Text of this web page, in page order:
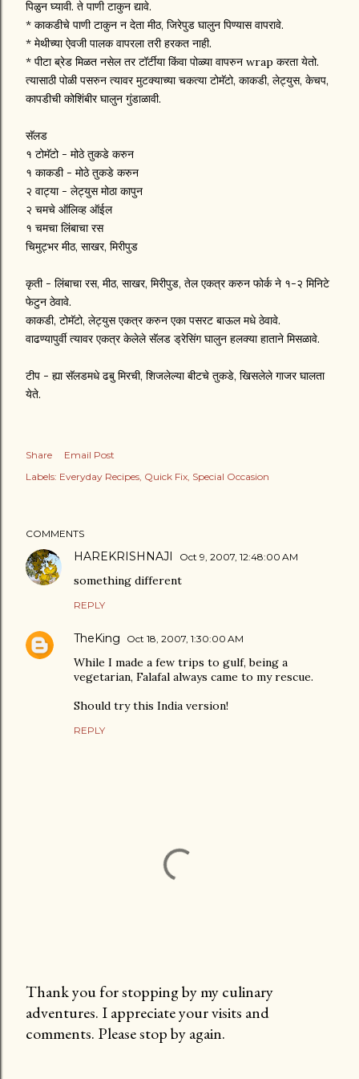
पिळुन घ्यावी. ते पाणी टाकुन द्यावे.
* काकडीचे पाणी टाकुन न देता मीठ, जिरेपुड घालुन पिण्यास वापरावे.
* मेथीच्या ऐवजी पालक वापरला तरी हरकत नाही.
* पीटा ब्रेड मिळत नसेल तर टॉर्टीया किंवा पोळ्या वापरुन wrap करता येतो.
त्यासाठी पोळी पसरुन त्यावर मुटक्याच्या चकत्या टोमॅटो, काकडी, लेट्युस, केचप,
कापडीची कोशिंबीर घालुन गुंडाळावी.
सॅलड
१ टोमॅटो - मोठे तुकडे करुन
१ काकडी - मोठे तुकडे करुन
२ वाट्या - लेट्युस मोठा कापुन
२ चमचे ऑलिव्ह ऑईल
१ चमचा लिंबाचा रस
चिमुट्भर मीठ, साखर, मिरीपुड
कृती - लिंबाचा रस, मीठ, साखर, मिरीपुड, तेल एकत्र करुन फोर्क ने १-२ मिनिटे
फेटुन ठेवावे.
काकडी, टोमॅटो, लेट्युस एकत्र करुन एका पसरट बाऊल मधे ठेवावे.
वाढण्यापुर्वी त्यावर एकत्र केलेले सॅलड ड्रेसिंग घालुन हलक्या हाताने मिसळावे.
टीप - ह्या सॅलडमधे ढबु मिरची, शिजलेल्या बीटचे तुकडे, खिसलेले गाजर घालता
येते.
Share
Email Post
Labels: Everyday Recipes Quick Fix Special Occasion
COMMENTS
HAREKRISHNAJI Oct 9, 2007, 12:48:00 AM
something different
REPLY
TheKing Oct 18, 2007, 1:30:00 AM
While I made a few trips to gulf, being a
vegetarian, Falafal always came to my rescue.
Should try this India version!
REPLY
P
o
Thank you for stopping by my culinary
adventures. I appreciate your visits and
comments. Please stop by again.